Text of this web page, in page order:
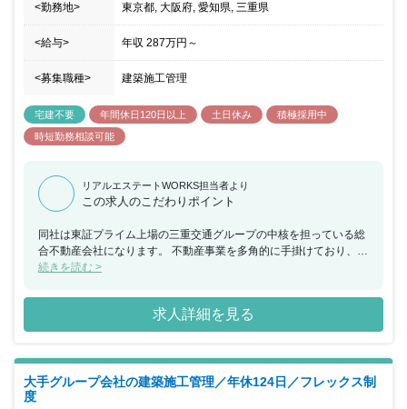
<勤務地> 東京都, 大阪府, 愛知県, 三重県
<給与> 年収 287万円 ～
<募集職種> 建築施工管理
宅建不要 年間休日120日以上 土日休み
積極採用中
時短勤務相談可能
リアルエステートWORKS担当者より
この求人のこだわりポイント
同社は東証プライム上場の三重交通グループの中核を担っている総
合不動産会社になります。 不動産事業を多角的に手掛けており、更
なる事業発展の為に技術系業務で活躍してくれる方の採用を目指し
管理業務のみではなく幅広い業務に携われることが同ポジションの
魅力になります。 東海地域に根差し、多彩なフィールドで活躍でき
る環境が整っておりますので、東海エリアの街づくりの一端を担う
続きを読む >
求人詳細を見る
大手グループ会社の建築施工管理／年休124日／フレックス制
度